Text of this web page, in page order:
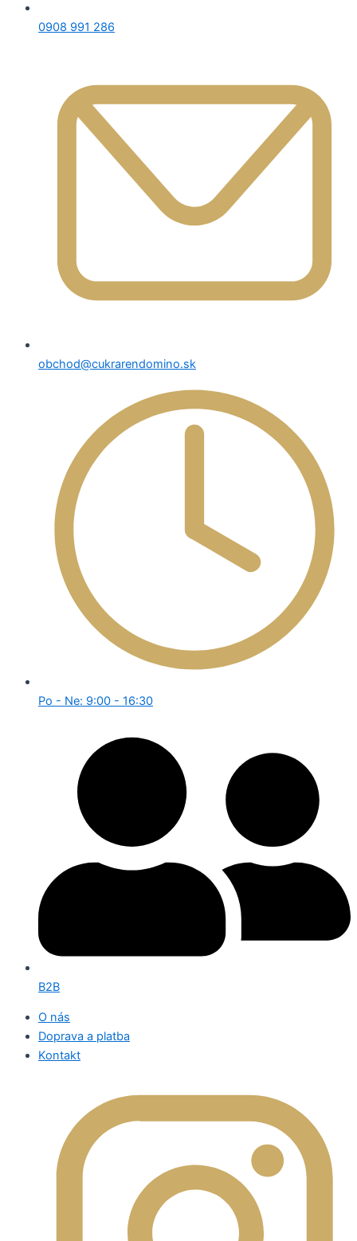
0908 991 286
obchod@cukrarendomino.sk
Po - Ne: 9:00 - 16:30
B2B
O nás
Doprava a platba
Kontakt